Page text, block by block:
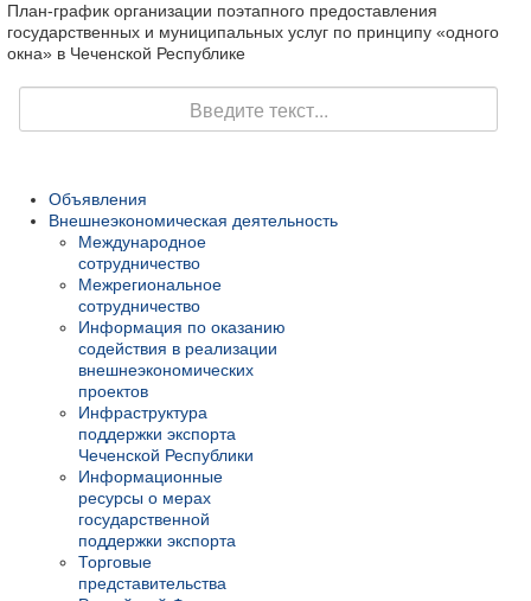
План-график организации поэтапного предоставления
государственных и муниципальных услуг по принципу «одного
окна» в Чеченской Республике
Объявления
Внешнеэкономическая деятельность
Международное
сотрудничество
Межрегиональное
сотрудничество
Информация по оказанию
содействия в реализации
внешнеэкономических
проектов
Инфраструктура
поддержки экспорта
Чеченской Республики
Информационные
ресурсы о мерах
государственной
поддержки экспорта
Торговые
представительства